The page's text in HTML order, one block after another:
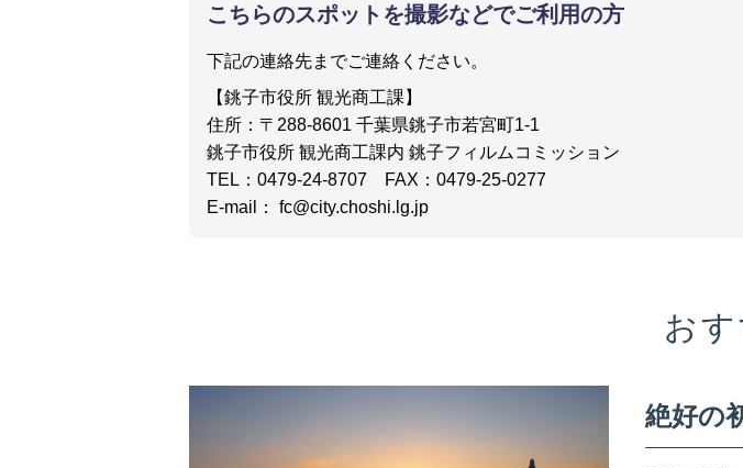
こちらのスポットを撮影などでご利用の方
下記の連絡先までご連絡ください。
【銚子市役所 観光商工課】
住所：〒288-8601 千葉県銚子市若宮町1-1
銚子市役所 観光商工課内 銚子フィルムコミッション
TEL：0479-24-8707 FAX：0479-25-0277
E-mail： fc@city.choshi.lg.jp
お
絶好の